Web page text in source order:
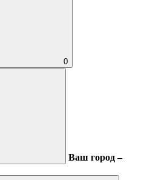
0
Ваш город –